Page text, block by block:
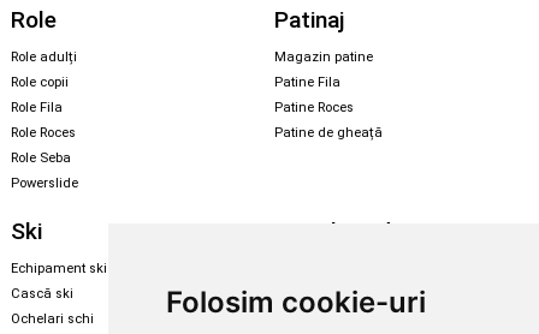
Folosim cookie-uri
Role
Role adulți
Role copii
Role Fila
Role Roces
Role Seba
Powerslide
Patinaj
Magazin patine
Patine Fila
Patine Roces
Patine de gheață
Ski
Echipament ski
Cască ski
Ochelari schi
Snowboard
Echipament snowboard
Legături Rome SDS